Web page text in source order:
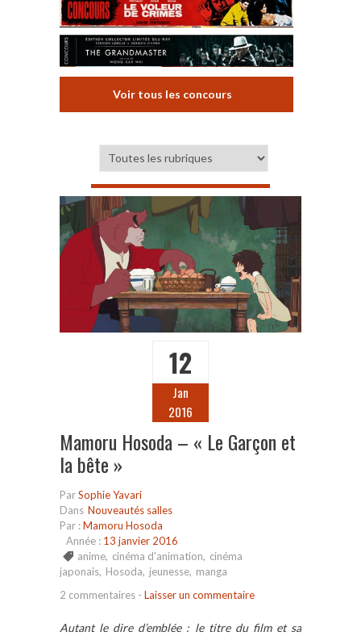
Voir tous les concours
12
Jan
2016
Mamoru Hosoda – « Le Garçon et
la bête »
ParSophie Yavari
Dans Nouveautés salles
Par :Mamoru Hosoda
Année : 13 janvier 2016
anime, cinéma d'animation, cinéma
japonais, Hosoda, jeunesse, manga
2 commentaires - Laisser un commentaire
Autant le dire d’emblée : le titre du film et sa